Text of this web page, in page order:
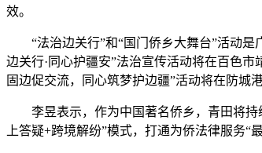
效。
“法治边关行”和“国门侨乡大舞台”活动是
边关行·同心护疆安”法治宣传活动将在百色
固边促交流，同心筑梦护边疆”活动将在防城
李昱表示，作为中国著名侨乡，青田将持续
上答疑+跨境解纷”模式，打通为侨法律服务“